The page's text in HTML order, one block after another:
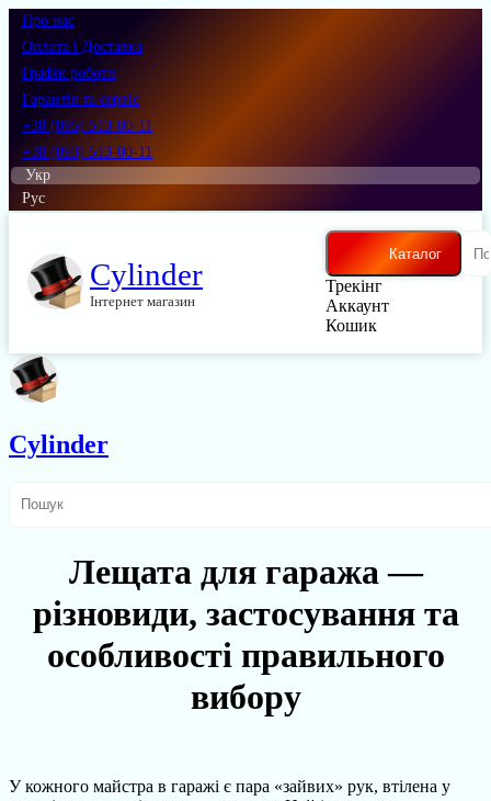
Про нас
Оплата і Доставка
Графік роботи
Гарантія та сервіс
+38 (095) 513-00-11
+38 (093) 513-00-11
Укр
Рус
Cylinder
Інтернет магазин
Каталог
Трекінг
Аккаунт
Кошик
Cylinder
Лещата для гаража —
різновиди, застосування та
особливості правильного
вибору
У кожного майстра в гаражі є пара «зайвих» рук, втілена у